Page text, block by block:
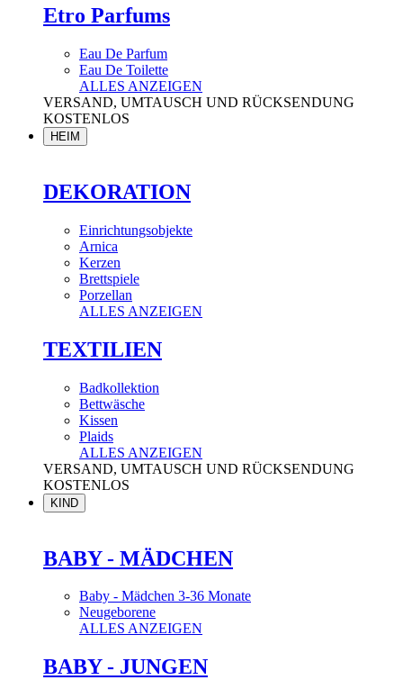
Etro Parfums
Eau De Parfum
Eau De Toilette
ALLES ANZEIGEN
VERSAND, UMTAUSCH UND RÜCKSENDUNG
KOSTENLOS
HEIM
DEKORATION
Einrichtungsobjekte
Arnica
Kerzen
Brettspiele
Porzellan
ALLES ANZEIGEN
TEXTILIEN
Badkollektion
Bettwäsche
Kissen
Plaids
ALLES ANZEIGEN
VERSAND, UMTAUSCH UND RÜCKSENDUNG
KOSTENLOS
KIND
BABY - MÄDCHEN
Baby - Mädchen 3-36 Monate
Neugeborene
ALLES ANZEIGEN
BABY - JUNGEN